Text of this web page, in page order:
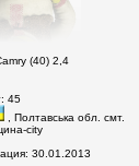
(40) 2,4
45
, Полтавська обл. смт.
city
30.01.2013